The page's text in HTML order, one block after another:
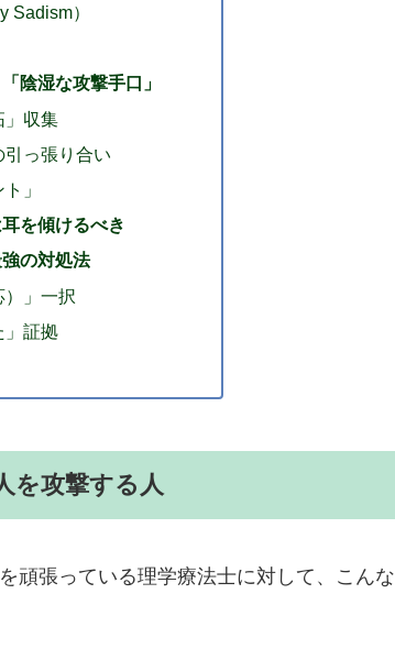
Sadism）
陰湿な攻撃手口」
」収集
引っ張り合い
」
を傾けるべき
の対処法
）」一択
」証拠
を攻撃する人
頑張っている理学療法士に対して、こんな